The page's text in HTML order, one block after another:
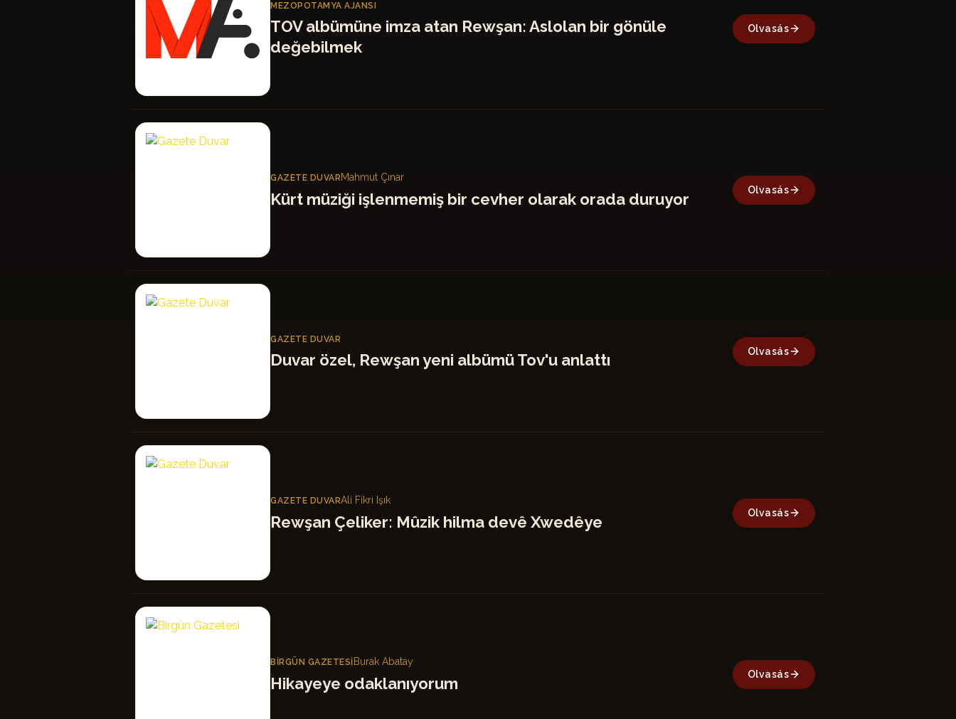
MEZOPOTAMYA AJANSI
TOV albümüne imza atan Rewşan: Aslolan bir gönüle
değebilmek
Olvasás
GD
GAZETE DUVAR Mahmut Çınar
Kürt müziği işlenmemiş bir cevher olarak orada duruyor
Olvasás
GD
GAZETE DUVAR
Duvar özel, Rewşan yeni albümü Tov'u anlattı Olvasás
GD
GAZETE DUVARAli Fikri Işık
Rewşan Çeliker: Mûzik hilma devê Xwedêye
Olvasás
BG
BIRGÜN GAZETESI Burak Abatay
Hikayeye odaklanıyorum
Olvasás